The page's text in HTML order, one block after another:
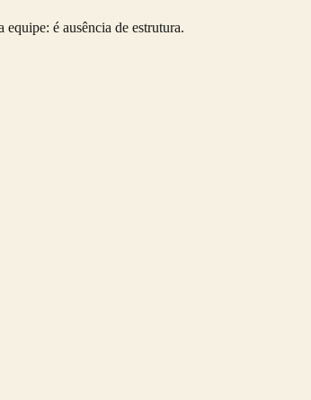
é ausência de estrutura.